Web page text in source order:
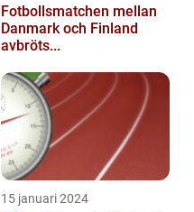
Fotbollsmatchen mellan
Danmark och Finland
avbröts...
15 januari 2024